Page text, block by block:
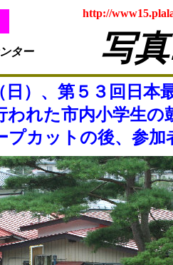
http://
写
ター
）、第５３回日本
われた市内小学生
プカットの後、参